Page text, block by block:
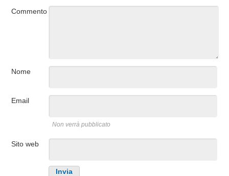
Commento
Nome
Email
Non verrà pubblicato
Sito web